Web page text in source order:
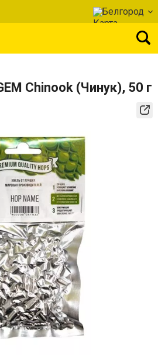
Белгород
Chinook (Чинук), 50 г